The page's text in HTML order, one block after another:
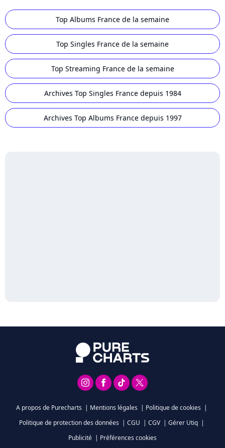
Top Albums France de la semaine
Top Singles France de la semaine
Top Streaming France de la semaine
Archives Top Singles France depuis 1984
Archives Top Albums France depuis 1997
A propos de Purecharts | Mentions légales | Politique de cookies |
Politique de protection des données | CGU | CGV | Gérer Utiq |
Publicité | Préférences cookies